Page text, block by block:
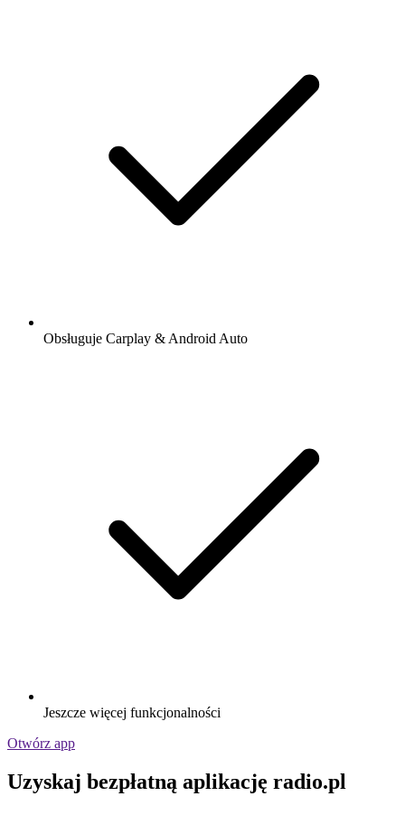
Obsługuje Carplay & Android Auto
Jeszcze więcej funkcjonalności
Otwórz app
Uzyskaj bezpłatną aplikację radio.pl